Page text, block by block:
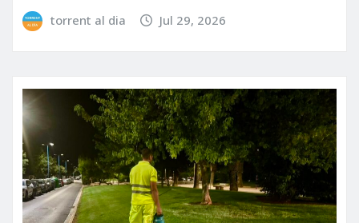
torrent al dia Jul 29, 2026